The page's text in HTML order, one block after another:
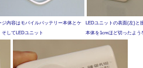
ジ内容はモバイルバッテリー本体とケ
そしてLEDユニット
LEDユニットの表面(左)と
本体を1cmほど切ったよう